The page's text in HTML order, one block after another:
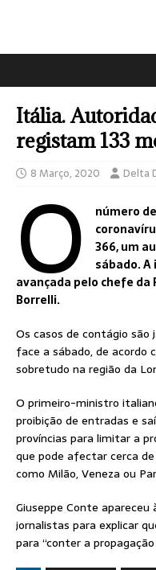
Itália.
registam 133
8 Março, 2020 Delta
O número
366, um
sábado.
avançada pelo chefe
Borrelli.
Os casos de contágio são
face a sábado, de acordo
sobretudo na região da
O primeiro-ministro
proibição de entradas e
províncias para limitar a
que pode afectar cerca
como Milão, Veneza ou
Giuseppe Conte
jornalistas para explicar
para “conter a